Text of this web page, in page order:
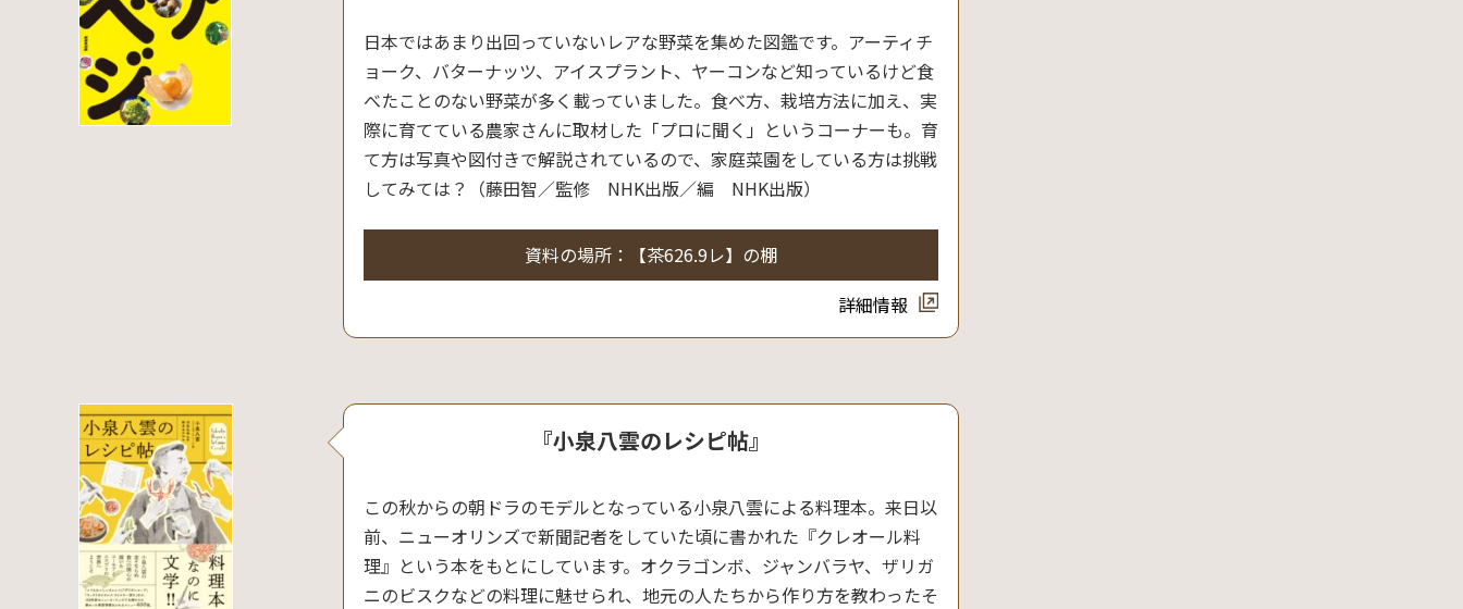
日本ではあまり出回っていないレアな野菜を集めた図鑑です。アーティチ
ョーク、バターナッツ、アイスプラント、ヤーコンなど知っているけど食
べたことのない野菜が多く載っていました。食べ方、栽培方法に加え、実
際に育てている農家さんに取材した「プロに聞く」というコーナーも。育
て方は写真や図付きで解説されているので、家庭菜園をしている方は挑戦
してみては？（藤田智／監修 NHK出版／編 NHK出版）
資料の場所：【茶626.9レ】の棚
詳細情報
『小泉八雲のレシピ帖』
この秋からの朝ドラのモデルとなっている小泉八雲による料理本。来日以
前、ニューオリンズで新聞記者をしていた頃に書かれた『クレオール料
理』という本をもとにしています。オクラゴンボ、ジャンバラヤ、ザリガ
ニのビスクなどの料理に魅せられ、地元の人たちから作り方を教わったそ